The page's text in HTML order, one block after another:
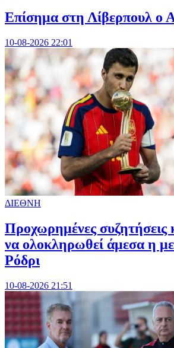
Επίσημα στη Λίβερπουλ ο
10-08-2026 22:01
ΔΙΕΘΝΗ
Προχωρημένες συζητήσεις
να ολοκληρωθεί άμεσα η
Ρόδρι
10-08-2026 21:51